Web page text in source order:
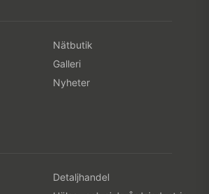
Nätbutik
Galleri
Nyheter
Detaljhandel